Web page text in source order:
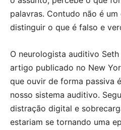
palavras. Contudo não é
distinguir o que é falso e
O neurologista auditivo
artigo publicado no New
que ouvir de forma passiva
nosso sistema auditivo.
distração digital e
estariam se tornando uma